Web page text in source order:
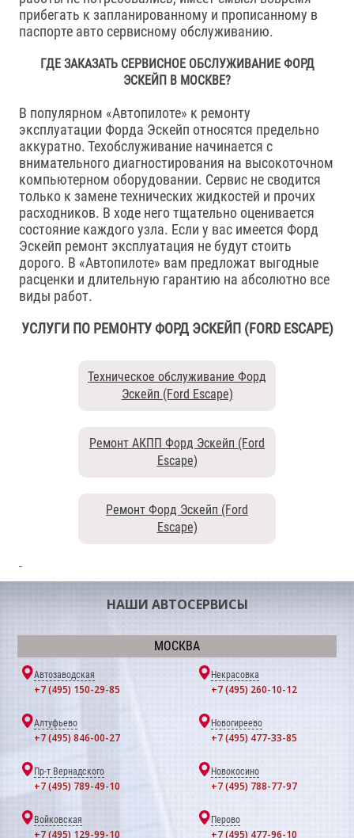
прибегать к запланированному и прописанному в
паспорте авто сервисному обслуживанию.
ГДЕ ЗАКАЗАТЬ CЕРВИСНОЕ ОБСЛУЖИВАНИЕ ФОРД
ЭСКЕЙП В МОСКВЕ?
В популярном «Автопилоте» к ремонту
эксплуатации Форда Эскейп относятся предельно
аккуратно. Техобслуживание начинается с
внимательного диагностирования на высокоточном
компьютерном оборудовании. Сервис не сводится
только к замене технических жидкостей и прочих
расходников. В ходе него тщательно оценивается
состояние каждого узла. Если у вас имеется Форд
Эскейп ремонт эксплуатация не будут стоить
дорого. В «Автопилоте» вам предложат выгодные
расценки и длительную гарантию на абсолютно все
виды работ.
УСЛУГИ ПО РЕМОНТУ ФОРД ЭСКЕЙП (FORD ESCAPE)
Техническое обслуживание Форд
Эскейп (Ford Escape)
Ремонт АКПП Форд Эскейп (Ford
Escape)
Ремонт Форд Эскейп (Ford
Escape)
НАШИ АВТОСЕРВИСЫ
МОСКВА
Автозаводская
+7 (495) 150-29-85
Некрасовка
+7 (495) 260-10-12
Алтуфьево
+7 (495) 846-00-27
Новогиреево
+7 (495) 477-33-85
Пр-т Вернадского
+7 (495) 789-49-10
Новокосино
+7 (495) 788-77-97
Войковская
+7 (495) 129-99-10
Перово
+7 (495) 477-96-10